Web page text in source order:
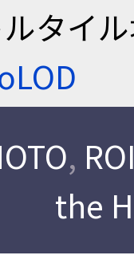
タイ
,
the